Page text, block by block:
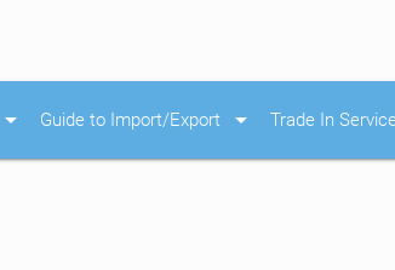
arrow_drop_down Guide to Import/Export arrow_drop_down Trade In